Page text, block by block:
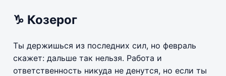
♑ Козерог
Ты держишься из последних сил, но февраль
скажет: дальше так нельзя. Работа и
ответственность никуда не денутся, но если ты